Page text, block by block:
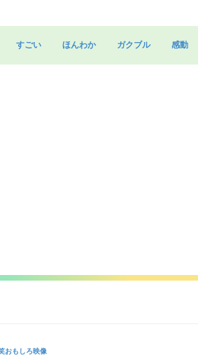
すごい ほんわか ガクブル 感動
おもしろ映像